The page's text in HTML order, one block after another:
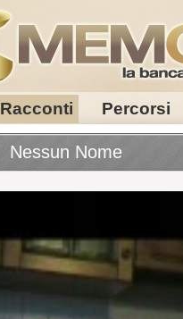
Racconti Percorsi
Nessun Nome